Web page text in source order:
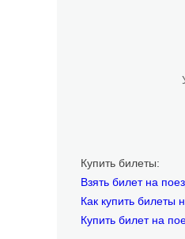
Купить билеты:
Взять билет на
Как купить билеты
Купить билет на